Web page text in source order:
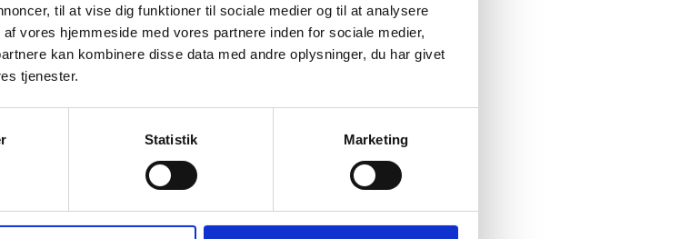
til at vise dig funktioner til sociale medier og til at analysere
vores hjemmeside med vores partnere inden for sociale medier,
kan kombinere disse data med andre oplysninger, du har givet
tjenester.
Statistik Marketing